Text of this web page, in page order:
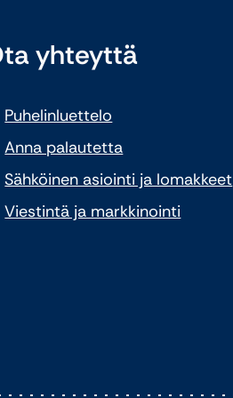
yhteyttä
Puhelinluettelo
Anna palautetta
Sähköinen asiointi ja lomakkeet
Viestintä ja markkinointi